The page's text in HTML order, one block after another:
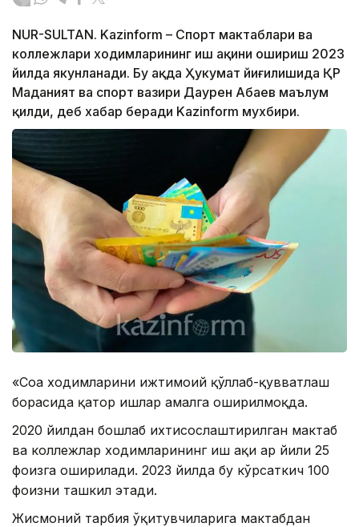
NUR-SULTAN. Kazinform – Спорт мактаблари ва
коллежлари ходимларининг иш ҳақини ошириш 2023
йилда якунланади. Бу ҳақда Ҳукумат йиғилишида ҚР
Маданият ва спорт вазири Даурен Абаев маълум
қилди, деб хабар беради Kazinform мухбири.
«Соҳа ходимларини ижтимоий қўллаб-қувватлаш
борасида қатор ишлар амалга оширилмоқда.
2020 йилдан бошлаб ихтисослаштирилган мактаб
ва коллежлар ходимларининг иш ҳақи ҳар йили 25
фоизга оширилади. 2023 йилда бу кўрсаткич 100
фоизни ташкил этади.
Жисмоний тарбия ўқитувчиларига мактабдан